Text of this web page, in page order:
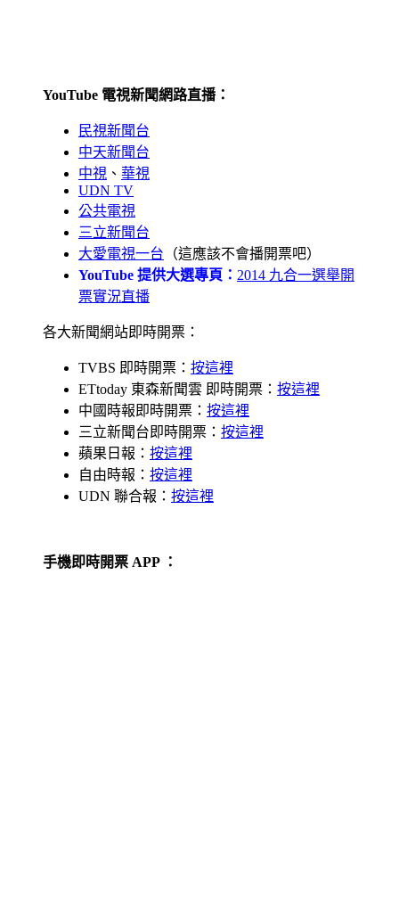
YouTube 電視新聞網路直播：
民視新聞台
中天新聞台
中視 、 華視
UDN TV
公共電視
三立新聞台
大愛電視一台 （這應該不會播開票吧）
YouTube 提供大選專頁： 2014 九合一選舉開
票實況直播
各大新聞網站即時開票：
TVBS 即時開票： 按這裡
ETtoday 東森新聞雲 即時開票： 按這裡
中國時報即時開票： 按這裡
三立新聞台即時開票： 按這裡
蘋果日報： 按這裡
自由時報： 按這裡
UDN 聯合報： 按這裡
手機即時開票 APP ：